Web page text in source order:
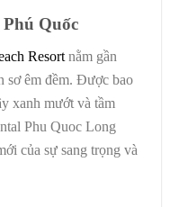
Quốc
Resort nằm gần
sơ êm đềm. Được bao
xanh mướt và tầm
Phu Quoc Long
của sự sang trọng và